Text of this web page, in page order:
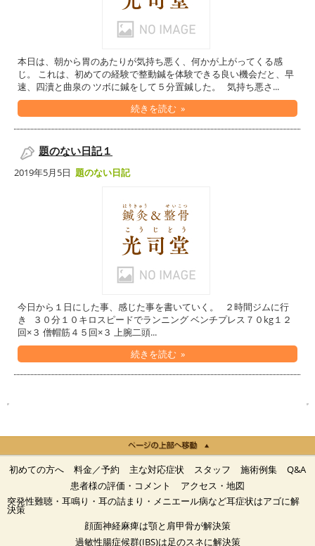
本日は、朝から胃のあたりが気持ち悪く、何かが上がってくる感
じ。 これは、初めての経験で整動鍼を体験できる良い機会だと、早
速、四瀆と曲泉の ツボに鍼をして５分置鍼した。 気持ち悪さ...
続きを読む »
題のない日記１
2019年5月5日 題のない日記
今日から１日にした事、感じた事を書いていく。 ２時間ジムに行
き ３０分１０キロスピードでランニング ベンチプレス７０kg１２
回×３ 僧帽筋４５回×３ 上腕二頭...
続きを読む »
初めての方へ 料金／予約 主な対応症状 スタッフ 施術例集
Q&A
患者様の評価・コメント
アクセス・地図
突発性難聴・耳鳴り・耳の詰まり・メニエール病など耳症状はアゴに解
決策
顔面神経麻痺は顎と肩甲骨が解決策
過敏性腸症候群(IBS)は足のスネに解決策